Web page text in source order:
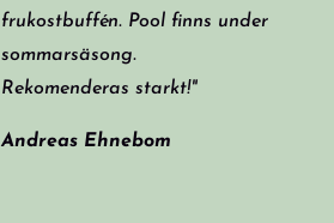
frukostbuffén. Pool finns under
sommarsäsong.
Rekomenderas starkt!"
Andreas Ehnebom